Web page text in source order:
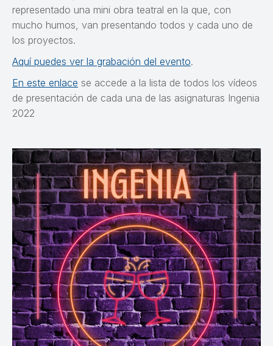
representado una mini obra teatral en la que, con
mucho humos, van presentando todos y cada uno de
los proyectos.
Aquí puedes ver la grabación del evento.
En este enlace se accede a la lista de todos los vídeos
de presentación de cada una de las asignaturas Ingenia
2022